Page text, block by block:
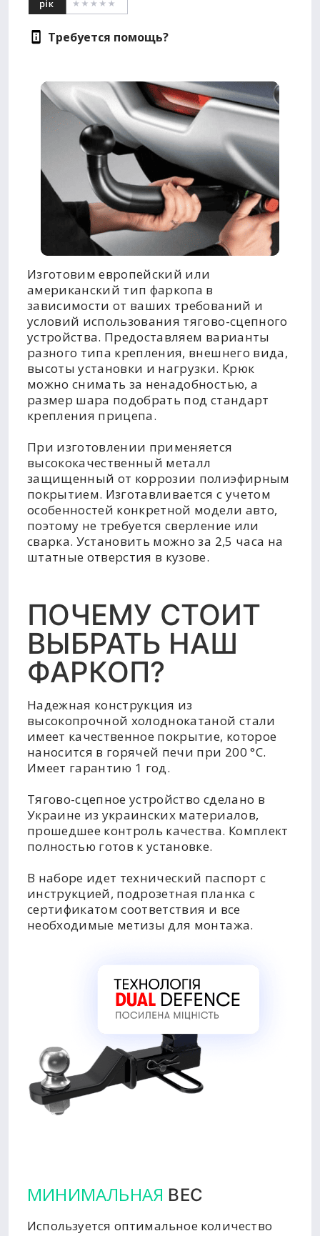
Требуется помощь?
Изготовим европейский или
американский тип фаркопа в
зависимости от ваших требований и
условий использования тягово-сцепного
устройства. Предоставляем варианты
разного типа крепления, внешнего вида,
высоты установки и нагрузки. Крюк
можно снимать за ненадобностью, а
размер шара подобрать под стандарт
крепления прицепа.
При изготовлении применяется
высококачественный металл
защищенный от коррозии полиэфирным
покрытием. Изготавливается с учетом
особенностей конкретной модели авто,
поэтому не требуется сверление или
сварка. Установить можно за 2,5 часа на
штатные отверстия в кузове.
ПОЧЕМУ СТОИТ
ВЫБРАТЬ НАШ
ФАРКОП?
Надежная конструкция из
высокопрочной холоднокатаной стали
имеет качественное покрытие, которое
наносится в горячей печи при 200 °C.
Имеет гарантию 1 год.
Тягово-сцепное устройство сделано в
Украине из украинских материалов,
прошедшее контроль качества. Комплект
полностью готов к установке.
В наборе идет технический паспорт с
инструкцией, подрозетная планка с
сертификатом соответствия и все
необходимые метизы для монтажа.
МИНИМАЛЬНАЯ ВЕС
Используется оптимальное количество